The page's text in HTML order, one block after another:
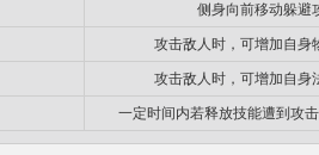
侧身向前移动躲避
攻击敌人时，可增加自身
攻击敌人时，可增加自身
一定时间内若释放技能遭到攻